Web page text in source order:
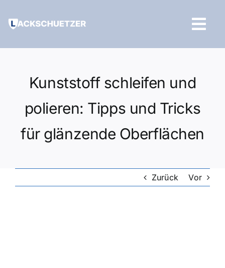
Inhalt
Kunststoff schleifen und
polieren: Tipps und Tricks
für glänzende Oberflächen
Zurück Vor